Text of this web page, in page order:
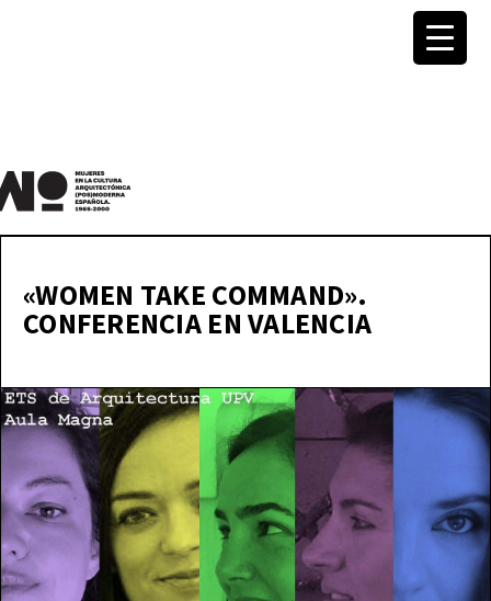
MuWo –
Mujeres
en la
Cultura
Arquitec
tónica
(pos)mo
«WOMEN TAKE COMMAND».
CONFERENCIA EN VALENCIA